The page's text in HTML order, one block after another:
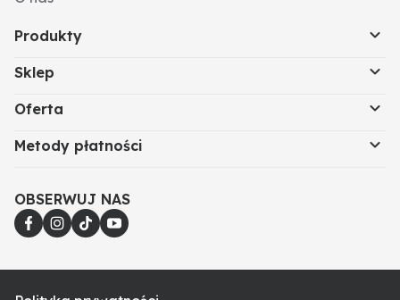
Produkty
Sklep
Oferta
Metody płatności
OBSERWUJ NAS